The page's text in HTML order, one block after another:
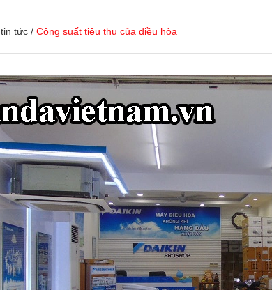
tin tức / Công suất tiêu thụ của điều hòa